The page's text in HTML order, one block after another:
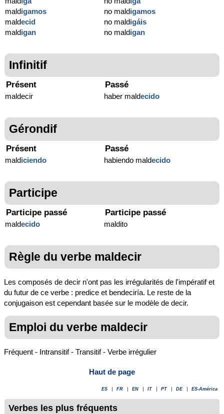
maldigamos
maldecid
maldigan
no maldigamos
no maldigáis
no maldigan
Infinitif
Présent
maldecir
Passé
haber maldecido
Gérondif
Présent
maldiciendo
Passé
habiendo maldecido
Participe
Participe passé
maldecido
Participe passé
maldito
Règle du verbe maldecir
Les composés de decir n'ont pas les irrégularités de l'impératif et
du futur de ce verbe : predice et bendeciría. Le reste de la
conjugaison est cependant basée sur le modèle de decir.
Emploi du verbe maldecir
Fréquent - Intransitif - Transitif - Verbe irrégulier
Haut de page
ES FR EN IT PT DE ES-América
Verbes les plus fréquents